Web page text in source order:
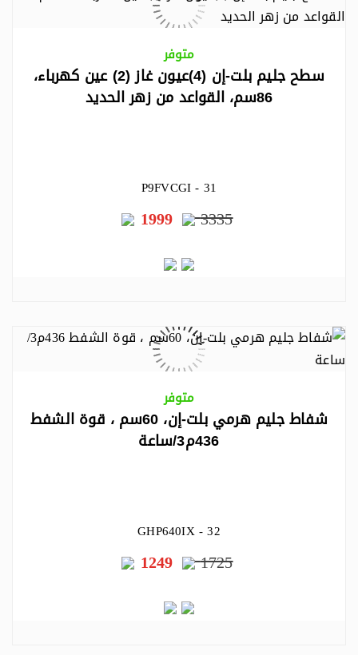
متوفر
سطح جليم بلت-إن (4)عيون غاز (2) عين كهرباء،
86سم، القواعد من زهر الحديد
P9FVCGI - 31
3335
1999
متوفر
شفاط جليم هرمي بلت-إن، 60سم ، قوة الشفط
436م3/ساعة
GHP640IX - 32
1725
1249